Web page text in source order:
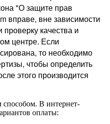
"О защите прав
вправе, вне зависимости
качества и
центре. Если
то необходимо
чтобы определить
этого производится
В интернет-
оплаты: